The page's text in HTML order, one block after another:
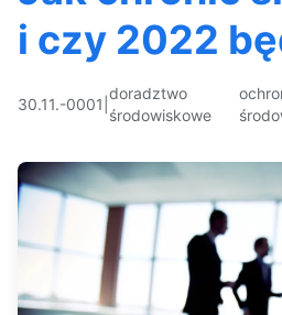
i czy 2022
30.11.-0001
doradztwo
środowiskowe